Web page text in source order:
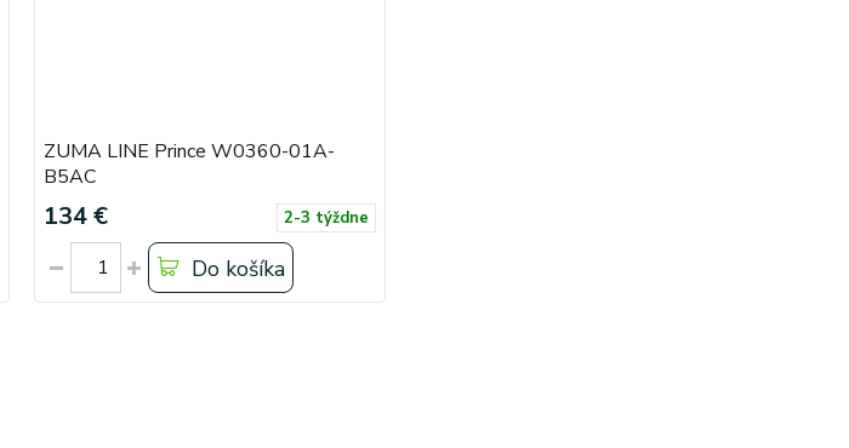
ZUMA LINE Prince W0360-01A-
B5AC
134 € 2-3 týždne
Do košíka